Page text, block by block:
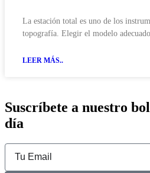
La estación total es uno de los
topografía. Elegir el modelo
LEER MÁS..
Suscríbete a nuestro
día